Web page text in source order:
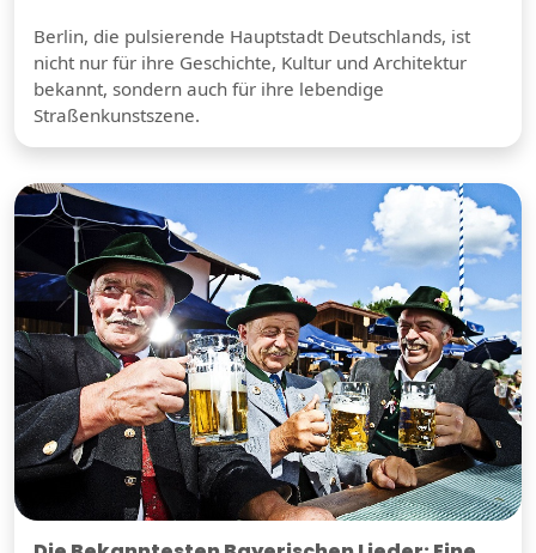
Berlin, die pulsierende Hauptstadt Deutschlands, ist
nicht nur für ihre Geschichte, Kultur und Architektur
bekannt, sondern auch für ihre lebendige
Straßenkunstszene.